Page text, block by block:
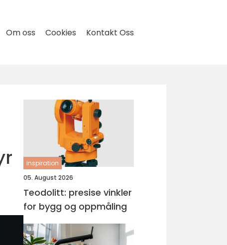
Om oss Cookies Kontakt Oss
inspiration
05. August 2026
Teodolitt: presise vinkler
for bygg og oppmåling